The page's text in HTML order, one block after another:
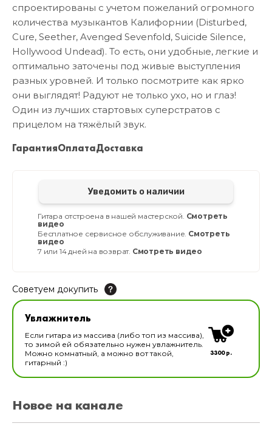
спроектированы с учетом пожеланий огромного
количества музыкантов Калифорнии (Disturbed,
Cure, Seether, Avenged Sevenfold, Suicide Silence,
Hollywood Undead). То есть, они удобные, легкие и
оптимально заточены под живые выступления
разных уровней. И только посмотрите как ярко
они выглядят! Радуют не только ухо, но и глаз!
Один из лучших стартовых суперстратов с
прицелом на тяжёлый звук.
ГарантияОплатаДоставка
Уведомить о наличии
Гитара отстроена в нашей мастерской. Смотреть
видео
Бесплатное сервисное обслуживание. Смотреть
видео
7 или 14 дней на возврат. Смотреть видео
Советуем докупить
Увлажнитель для музыкальных инструментов
В наличии
Увлажнитель
Если гитара из массива (либо топ из массива),
то зимой ей обязательно нужен увлажнитель.
Можно комнатный, а можно вот такой,
гитарный :)
3300 р.
Новое на канале